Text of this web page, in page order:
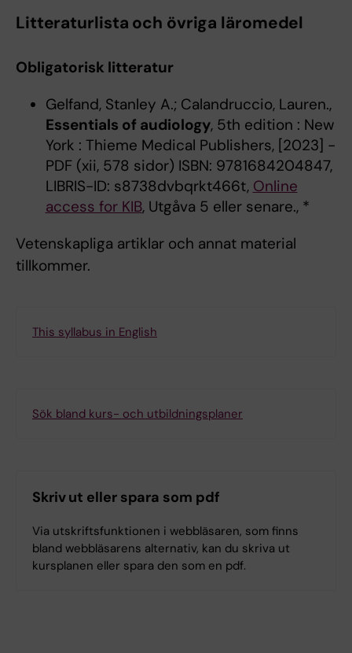
Litteraturlista och övriga läromedel
Obligatorisk litteratur
Gelfand, Stanley A.; Calandruccio, Lauren.,
Essentials of audiology, 5th edition : New
York : Thieme Medical Publishers, [2023] -
PDF (xii, 578 sidor) ISBN: 9781684204847,
LIBRIS-ID: s8738dvbqrkt466t, Online
access for KIB, Utgåva 5 eller senare., *
Vetenskapliga artiklar och annat material
tillkommer.
This syllabus in English
Sök bland kurs- och utbildningsplaner
Skriv ut eller spara som pdf
Via utskriftsfunktionen i webbläsaren, som finns
bland webbläsarens alternativ, kan du skriva ut
kursplanen eller spara den som en pdf.